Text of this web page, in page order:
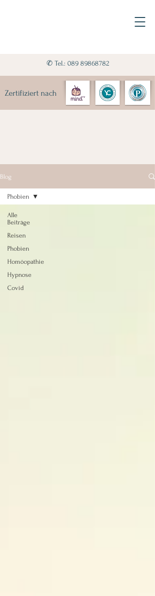
Zertifiziert nach
✆ Tel.: 089 89868782
Blog
Alle
Beiträge
Reisen
Phobien
Homöopathie
Hypnose
Covid
Phobien